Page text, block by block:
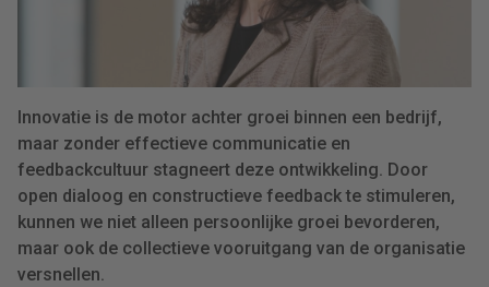
Innovatie is de motor achter groei binnen een bedrijf,
maar zonder effectieve communicatie en
feedbackcultuur stagneert deze ontwikkeling. Door
open dialoog en constructieve feedback te stimuleren,
kunnen we niet alleen persoonlijke groei bevorderen,
maar ook de collectieve vooruitgang van de organisatie
versnellen.